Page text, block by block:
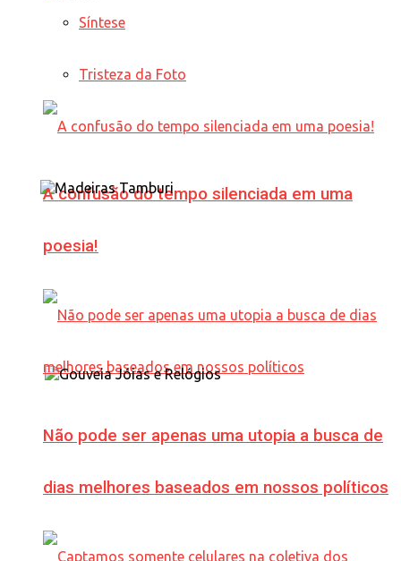
Síntese
Tristeza da Foto
A confusão do tempo silenciada em uma
poesia!
Não pode ser apenas uma utopia a busca de
dias melhores baseados em nossos políticos